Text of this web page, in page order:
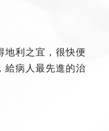
地利之宜，很快便
給病人最先進的治